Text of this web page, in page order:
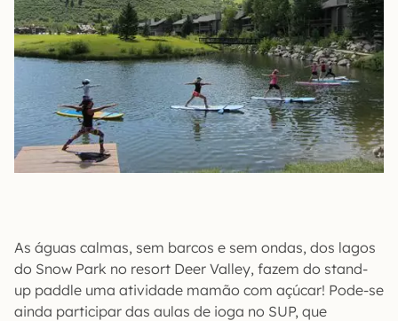
As águas calmas, sem barcos e sem ondas, dos lagos
do Snow Park no resort Deer Valley, fazem do stand-
up paddle uma atividade mamão com açúcar! Pode-se
ainda participar das aulas de ioga no SUP, que